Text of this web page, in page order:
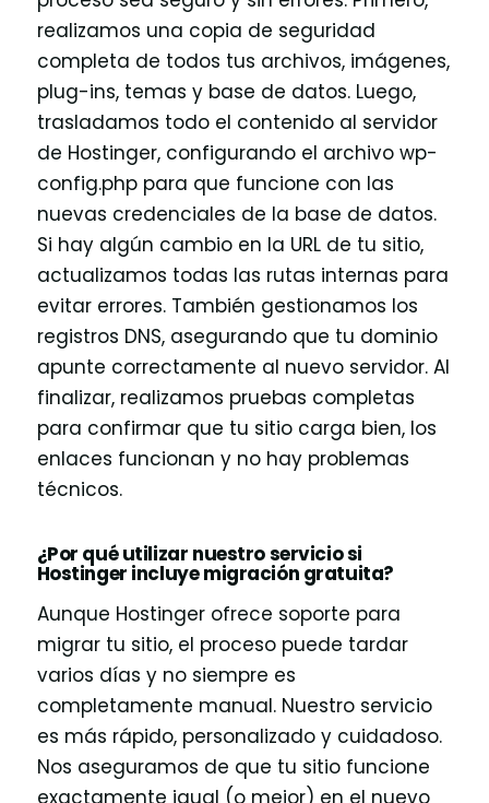
realizamos una copia de seguridad
completa de todos tus archivos, imágenes,
plug-ins, temas y base de datos. Luego,
trasladamos todo el contenido al servidor
de Hostinger, configurando el archivo wp-
config.php para que funcione con las
nuevas credenciales de la base de datos.
Si hay algún cambio en la URL de tu sitio,
actualizamos todas las rutas internas para
evitar errores. También gestionamos los
registros DNS, asegurando que tu dominio
apunte correctamente al nuevo servidor. Al
finalizar, realizamos pruebas completas
para confirmar que tu sitio carga bien, los
enlaces funcionan y no hay problemas
técnicos.
¿Por qué utilizar nuestro servicio si
Hostinger incluye migración gratuita?
Aunque Hostinger ofrece soporte para
migrar tu sitio, el proceso puede tardar
varios días y no siempre es
completamente manual. Nuestro servicio
es más rápido, personalizado y cuidadoso.
Nos aseguramos de que tu sitio funcione